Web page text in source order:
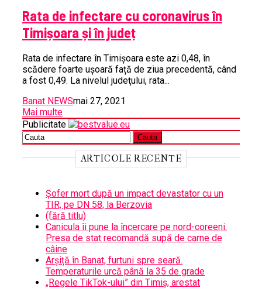
Rata de infectare cu coronavirus în
Timișoara și în județ
Rata de infectare în Timişoara este azi 0,48, în
scădere foarte ușoară față de ziua precedentă, când
a fost 0,49. La nivelul judeţului, rata...
Banat NEWSmai 27, 2021
Mai multe
Publicitate
ARTICOLE RECENTE
Șofer mort după un impact devastator cu un
TIR, pe DN 58, la Berzovia
(fără titlu)
Canicula îi pune la încercare pe nord-coreeni.
Presa de stat recomandă supă de carne de
câine
Arșiță în Banat, furtuni spre seară.
Temperaturile urcă până la 35 de grade
„Regele TikTok-ului” din Timiș, arestat